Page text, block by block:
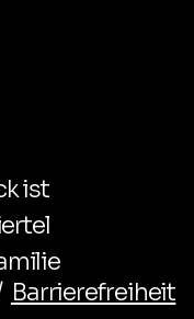
ist
Barrierefreiheit